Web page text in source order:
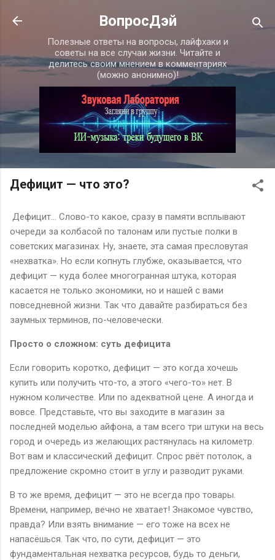
К основному контенту
ВопросДэй
Полезные ответы на вопросы, лайфхаки и
советы на все случаи жизни. Читайте и
делитесь своим мнением в комментариях
(можно анонимно)!
Дефицит — что это?
Дефицит... Слово-то какое, сразу в памяти всплывают
очереди за колбасой по талонам или пустые полки в
советских магазинах. Ну, знаете, эта самая пресловутая
«нехватка». Но если копнуть глубже, оказывается, что
дефицит — куда более многогранная штука, которая
касается не только экономики, но и нашей с вами
повседневной жизни. Так что давайте разбираться без
заумных терминов, по-человечески.
Просто о сложном: суть дефицита
Если говорить коротко, дефицит — это когда хочешь
купить или получить что-то, а этого «чего-то» нет. В
нужном количестве. Или по адекватной цене. А иногда и
вовсе. Представьте, что вы заходите в магазин за
последней моделью айфона, а там всего три штуки на весь
город и очередь из желающих растянулась на километр.
Вот вам и классический дефицит. Спрос рвёт потолок, а
предложение скромно стоит в углу и разводит руками.
В то же время, дефицит — это не всегда про товары.
Времени, например, вечно не хватает! Знакомое чувство,
правда? Или взять внимание — его тоже на всех не
напасёшься. Так что, по сути, дефицит — это
фундаментальная нехватка ресурсов, будь то деньги,